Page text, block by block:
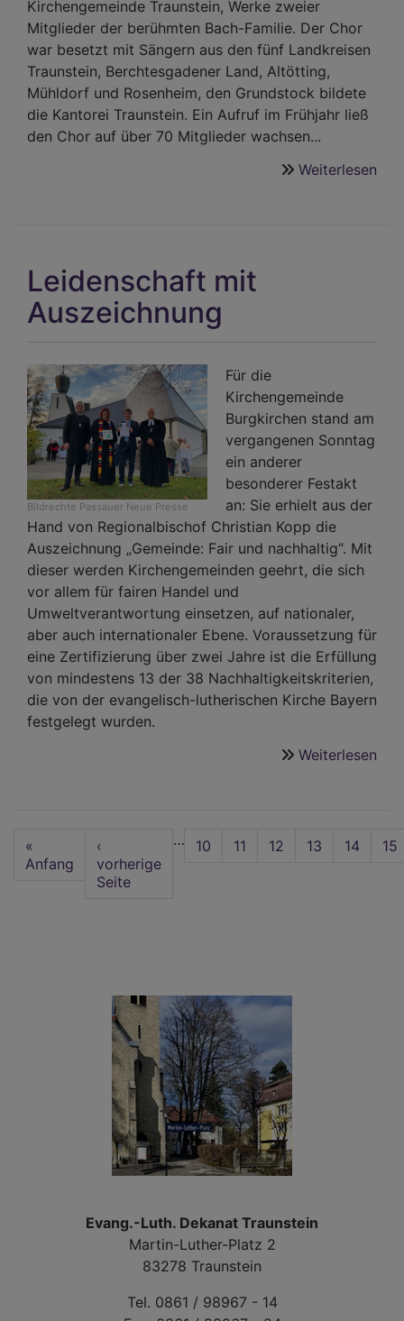
Kirchengemeinde Traunstein, Werke zweier
Mitglieder der berühmten Bach-Familie. Der Chor
war besetzt mit Sängern aus den fünf Landkreisen
Traunstein, Berchtesgadener Land, Altötting,
Mühldorf und Rosenheim, den Grundstock bildete
die Kantorei Traunstein. Ein Aufruf im Frühjahr ließ
den Chor auf über 70 Mitglieder wachsen...
Weiterlesen
Leidenschaft mit
Auszeichnung
Bildrechte Passauer Neue Presse
Für die
Kirchengemeinde
Burgkirchen stand am
vergangenen Sonntag
ein anderer
besonderer Festakt
an: Sie erhielt aus der
Hand von Regionalbischof Christian Kopp die
Auszeichnung „Gemeinde: Fair und nachhaltig“. Mit
dieser werden Kirchengemeinden geehrt, die sich
vor allem für fairen Handel und
Umweltverantwortung einsetzen, auf nationaler,
aber auch internationaler Ebene. Voraussetzung für
eine Zertifizierung über zwei Jahre ist die Erfüllung
von mindestens 13 der 38 Nachhaltigkeitskriterien,
die von der evangelisch-lutherischen Kirche Bayern
festgelegt wurden.
Weiterlesen
Seitennummerierung
First
page
«
Anfang
Vorherige
Seite
‹
vorherige
Seite
… Seite
10 Seite
11 Seite
12 Seite
13
Aktuelle
14 15
Evang.-Luth. Dekanat Traunstein
Martin-Luther-Platz 2
83278 Traunstein
Tel. 0861 / 98967 - 14